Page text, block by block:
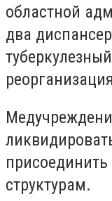
областной
два
структурам.